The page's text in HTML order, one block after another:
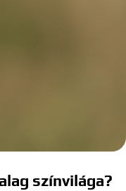
színvilága?